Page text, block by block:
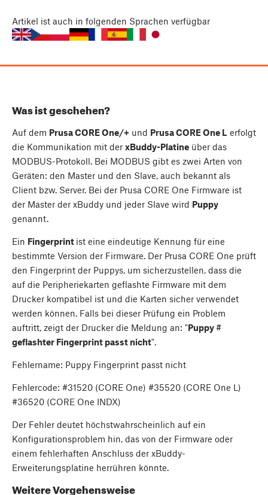
Artikel ist auch in folgenden Sprachen verfügbar
Was ist geschehen?
Auf dem Prusa CORE One/+ und Prusa CORE One L erfolgt
die Kommunikation mit der xBuddy-Platine über das
MODBUS-Protokoll. Bei MODBUS gibt es zwei Arten von
Geräten: den Master und den Slave, auch bekannt als
Client bzw. Server. Bei der Prusa CORE One Firmware ist
der Master der xBuddy und jeder Slave wird Puppy
genannt.
Ein Fingerprint ist eine eindeutige Kennung für eine
bestimmte Version der Firmware. Der Prusa CORE One prüft
den Fingerprint der Puppys, um sicherzustellen, dass die
auf die Peripheriekarten geflashte Firmware mit dem
Drucker kompatibel ist und die Karten sicher verwendet
werden können. Falls bei dieser Prüfung ein Problem
auftritt, zeigt der Drucker die Meldung an: "Puppy #
geflashter Fingerprint passt nicht".
Fehlername: Puppy Fingerprint passt nicht
Fehlercode: #31520 (CORE One) #35520 (CORE One L)
#36520 (CORE One INDX)
Der Fehler deutet höchstwahrscheinlich auf ein
Konfigurationsproblem hin, das von der Firmware oder
einem fehlerhaften Anschluss der xBuddy-
Erweiterungsplatine herrühren könnte.
Weitere Vorgehensweise